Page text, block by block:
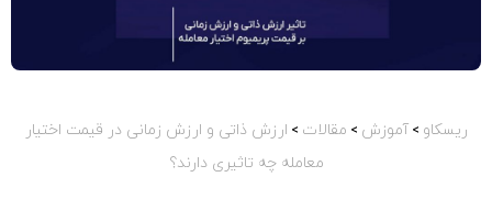
ریسکاو > آموزش > مقالات > ارزش ذاتی و ارزش زمانی در قیمت اختیار
معامله چه تاثیری دارند؟